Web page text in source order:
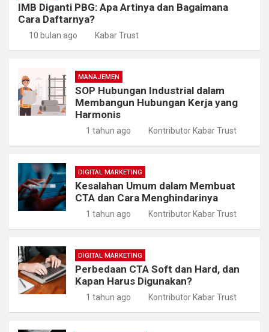
IMB Diganti PBG: Apa Artinya dan Bagaimana
Cara Daftarnya?
10 bulan ago Kabar Trust
MANAJEMEN
SOP Hubungan Industrial dalam
Membangun Hubungan Kerja yang
Harmonis
1 tahun ago Kontributor Kabar Trust
DIGITAL MARKETING
Kesalahan Umum dalam Membuat
CTA dan Cara Menghindarinya
1 tahun ago Kontributor Kabar Trust
DIGITAL MARKETING
Perbedaan CTA Soft dan Hard, dan
Kapan Harus Digunakan?
1 tahun ago Kontributor Kabar Trust